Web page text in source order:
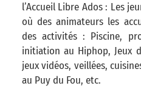
l’Accueil Libre Ados : Les
où des animateurs les
des activités : Piscine,
initiation au Hiphop, Jeux
jeux vidéos, veillées,
au Puy du Fou, etc.